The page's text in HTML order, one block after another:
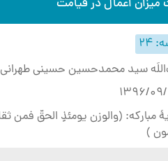
اعمال در قيامت
24
سید محمدحسین حسینی طهرانی
)